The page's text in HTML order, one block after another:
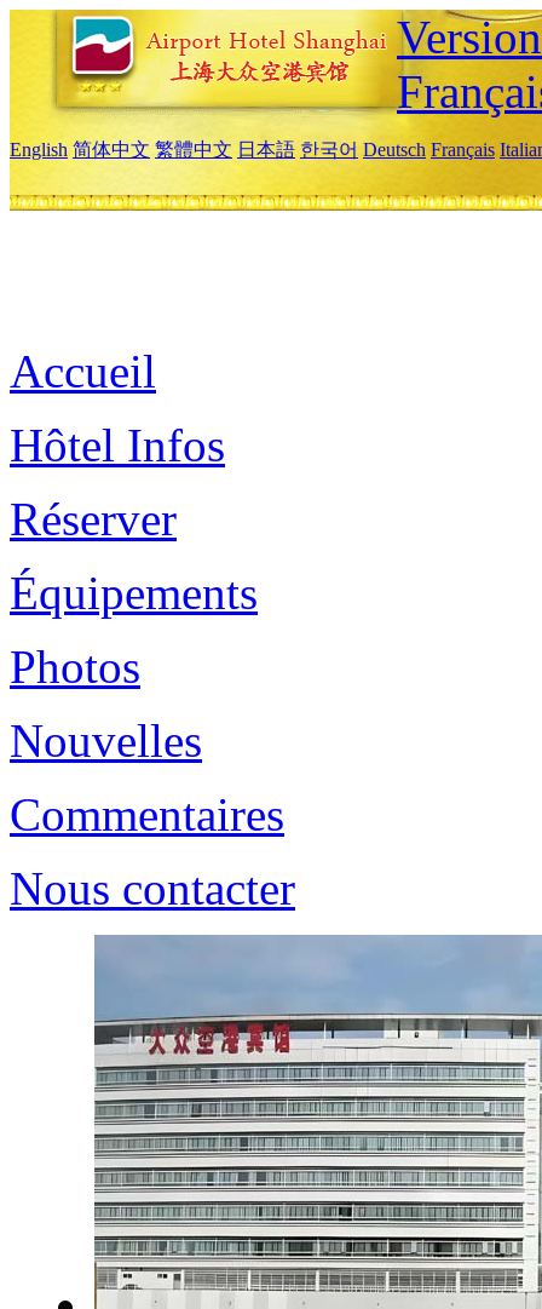
English 简体中文 繁體中文 日本語 한국어 Deutsch Français
Accueil
Hôtel Infos
Réserver
Équipements
Photos
Nouvelles
Commentaires
Nous contacter